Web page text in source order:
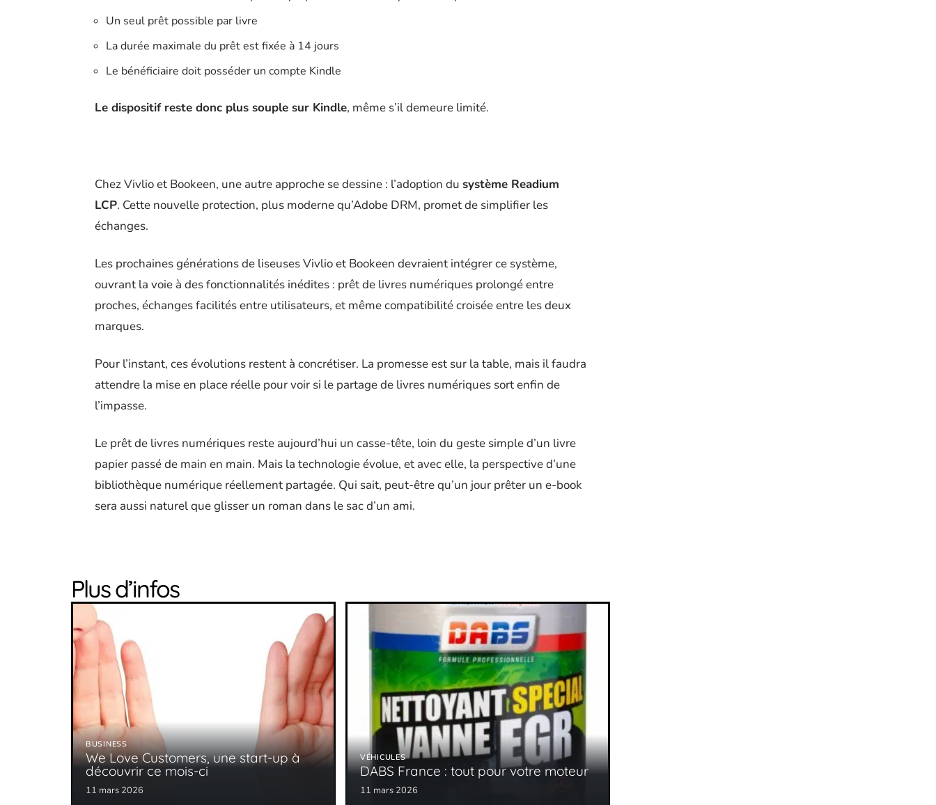
Un seul prêt possible par livre
La durée maximale du prêt est fixée à 14 jours
Le bénéficiaire doit posséder un compte Kindle
Le dispositif reste donc plus souple sur Kindle, même s’il demeure limité.
Chez Vivlio et Bookeen, une autre approche se dessine : l’adoption du système Readium
LCP. Cette nouvelle protection, plus moderne qu’Adobe DRM, promet de simplifier les
échanges.
Les prochaines générations de liseuses Vivlio et Bookeen devraient intégrer ce système,
ouvrant la voie à des fonctionnalités inédites : prêt de livres numériques prolongé entre
proches, échanges facilités entre utilisateurs, et même compatibilité croisée entre les deux
marques.
Pour l’instant, ces évolutions restent à concrétiser. La promesse est sur la table, mais il faudra
attendre la mise en place réelle pour voir si le partage de livres numériques sort enfin de
l’impasse.
Le prêt de livres numériques reste aujourd’hui un casse-tête, loin du geste simple d’un livre
papier passé de main en main. Mais la technologie évolue, et avec elle, la perspective d’une
bibliothèque numérique réellement partagée. Qui sait, peut-être qu’un jour prêter un e-book
sera aussi naturel que glisser un roman dans le sac d’un ami.
Plus d’infos
BUSINESS
We Love Customers, une start-up à
découvrir ce mois-ci
11 mars 2026
VÉHICULES
DABS France : tout pour votre moteur
11 mars 2026